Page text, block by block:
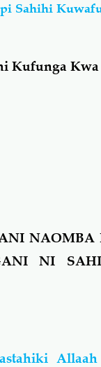
Sahihi
Kufunga
NI